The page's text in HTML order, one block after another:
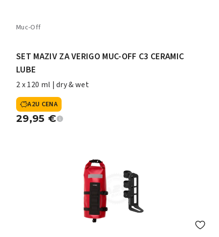
Muc-Off
SET MAZIV ZA VERIGO MUC-OFF C3 CERAMIC
LUBE
2 x 120 ml | dry & wet
A2U CENA
29,95 €